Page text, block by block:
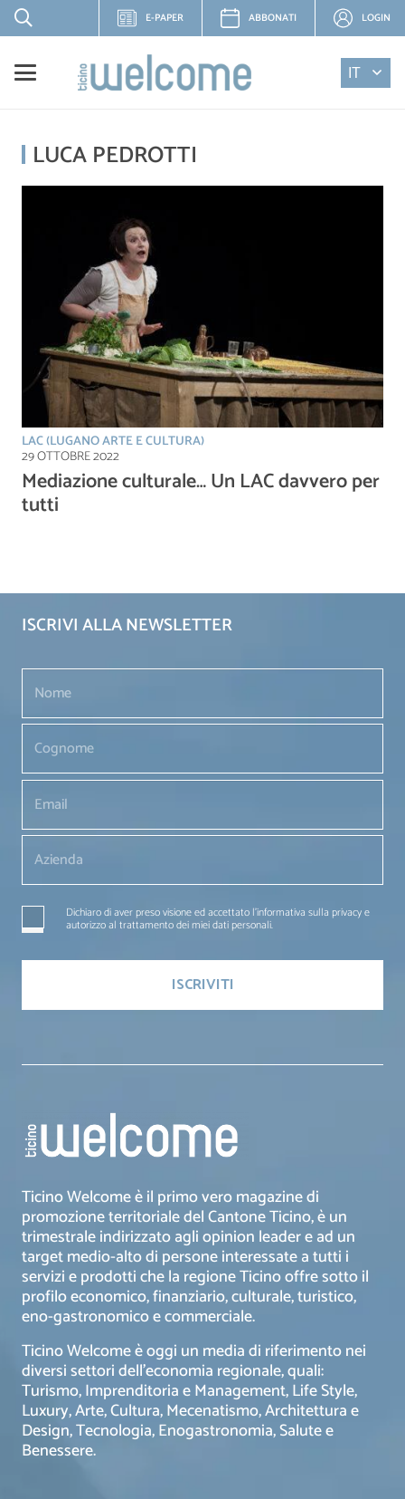
E-PAPER ABBONATI LOGIN
IT
LUCA PEDROTTI
LAC (LUGANO ARTE E CULTURA)
29 OTTOBRE 2022
Mediazione culturale… Un LAC davvero per
tutti
ISCRIVI ALLA NEWSLETTER
Dichiaro di aver preso visione ed accettato l'informativa sulla privacy e
autorizzo al trattamento dei miei dati personali.
Ticino Welcome è il primo vero magazine di
promozione territoriale del Cantone Ticino, è un
trimestrale indirizzato agli opinion leader e ad un
target medio-alto di persone interessate a tutti i
servizi e prodotti che la regione Ticino offre sotto il
profilo economico, finanziario, culturale, turistico,
eno-gastronomico e commerciale.
Ticino Welcome è oggi un media di riferimento nei
diversi settori dell’economia regionale, quali:
Turismo, Imprenditoria e Management, Life Style,
Luxury, Arte, Cultura, Mecenatismo, Architettura e
Design, Tecnologia, Enogastronomia, Salute e
Benessere.